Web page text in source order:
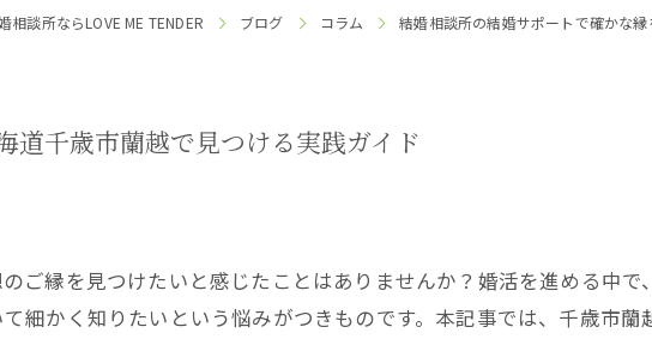
相談所ならLOVE ME TENDER ブログ コラム 結婚相談所の結婚サポートで確かな
道千歳市蘭越で見つける実践ガイド
ご縁を見つけたいと感じたことはありませんか？婚活を進める中で
細かく知りたいという悩みがつきものです。本記事では、千歳市蘭